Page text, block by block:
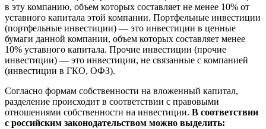
в эту компанию, объем которых составляет не менее 10% от
уставного капитала этой компании. Портфельные инвестиции
(портфельные инвестиции) — это инвестиции в ценные
бумаги данной компании, объем которых составляет менее
10% уставного капитала. Прочие инвестиции (прочие
инвестиции) — это инвестиции, не связанные с компанией
(инвестиции в ГКО, ОФЗ).
Согласно формам собственности на вложенный капитал,
разделение происходит в соответствии с правовыми
отношениями собственности на инвестиции. В соответствии
с российским законодательством можно выделить: